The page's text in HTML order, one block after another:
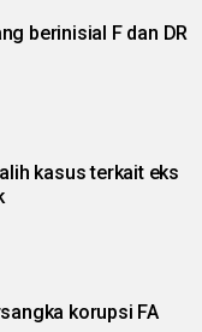
berinisial F dan DR
kasus terkait eks
korupsi FA